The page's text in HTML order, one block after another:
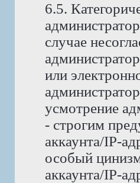
6.5.
случае
или
усмотрение
- строгим
аккаунта/IP-
особый
аккаунта/IP-